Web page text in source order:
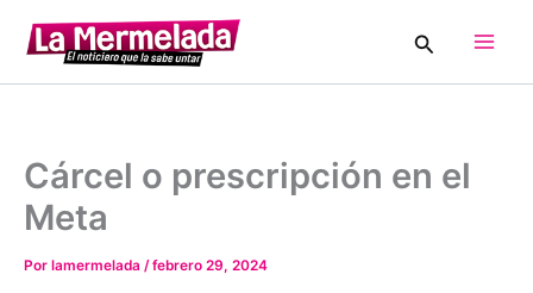
contenido
Buscar
Cárcel o prescripción en el
Meta
Por lamermelada /febrero 29, 2024